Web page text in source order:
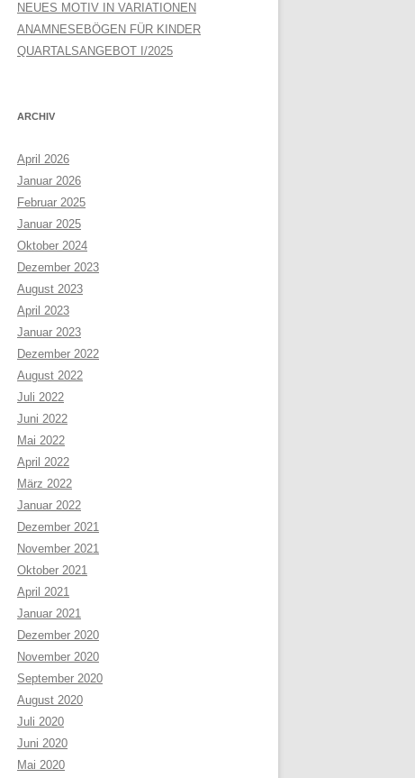
NEUES MOTIV IN VARIATIONEN
ANAMNESEBÖGEN FÜR KINDER
QUARTALSANGEBOT I/2025
ARCHIV
April 2026
Januar 2026
Februar 2025
Januar 2025
Oktober 2024
Dezember 2023
August 2023
April 2023
Januar 2023
Dezember 2022
August 2022
Juli 2022
Juni 2022
Mai 2022
April 2022
März 2022
Januar 2022
Dezember 2021
November 2021
Oktober 2021
April 2021
Januar 2021
Dezember 2020
November 2020
September 2020
August 2020
Juli 2020
Juni 2020
Mai 2020